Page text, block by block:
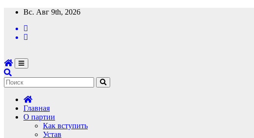
Перейти
содержимому
Вс. Авг 9th, 2026
Главная
О партии
Как вступить
Устав